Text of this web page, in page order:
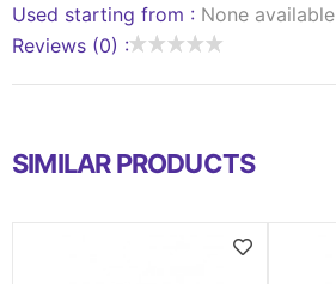
Used starting from : None available
Reviews (0) :
SIMILAR PRODUCTS